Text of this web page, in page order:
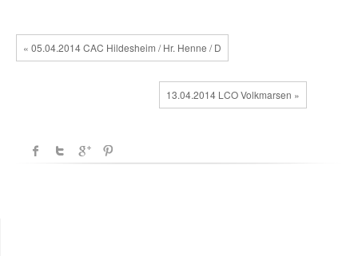
« 05.04.2014 CAC Hildesheim / Hr. Henne / D
13.04.2014 LCO Volkmarsen »